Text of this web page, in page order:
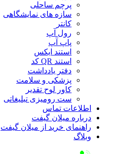
پرچم ساحلی
سازه های نمایشگاهی
کانتر
رول آپ
پاپ آپ
استند ایکس
استند QR کد
دفتر یادداشت
پزشکی و سلامت
کاور لوح تقدیر
ست رومیزی تبلیغاتی
اطلاعات تماس
درباره میلان گیفت
راهنمای خرید از میلان گیفت
وبلاگ